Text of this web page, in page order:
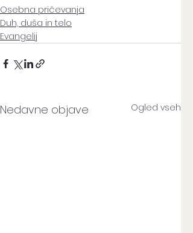
Osebna pričevanja
Duh, duša in telo
Evangelij
Nedavne objave Ogled vseh